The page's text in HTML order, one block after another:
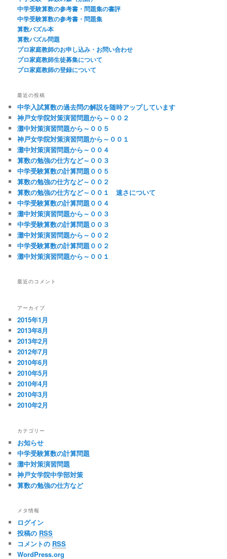
中学受験算数の参考書・問題集の書評
中学受験算数の参考書・問題集
算数パズル本
算数パズル問題
プロ家庭教師のお申し込み・お問い合わせ
プロ家庭教師生徒募集について
プロ家庭教師の登録について
最近の投稿
中学入試算数の過去問の解説を随時アップしています
神戸女学院対策演習問題から～００２
灘中対策演習問題から～００５
神戸女学院対策演習問題から～００１
灘中対策演習問題から～００４
算数の勉強の仕方など～００３
中学受験算数の計算問題００５
算数の勉強の仕方など～００２
算数の勉強の仕方など～００１ 速さについて
中学受験算数の計算問題００４
灘中対策演習問題から～００３
中学受験算数の計算問題００３
灘中対策演習問題から～００２
中学受験算数の計算問題００２
灘中対策演習問題から～００１
最近のコメント
アーカイブ
2015年1月
2013年8月
2013年2月
2012年7月
2010年6月
2010年5月
2010年4月
2010年3月
2010年2月
カテゴリー
お知らせ
中学受験算数の計算問題
灘中対策演習問題
神戸女学院中学部対策
算数の勉強の仕方など
メタ情報
ログイン
投稿の RSS
コメントの RSS
WordPress.org